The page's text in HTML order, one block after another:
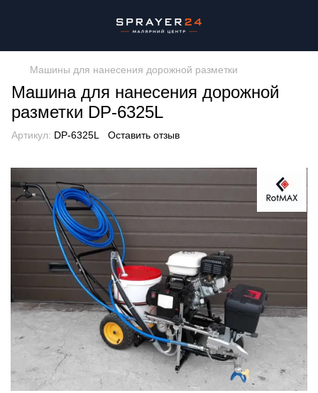
Машины для нанесения дорожной разметки
Машина для нанесения дорожной
разметки DP-6325L
Артикул: DP-6325L Оставить отзыв